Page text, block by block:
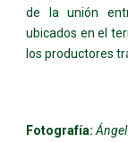
de la unión
ubicados en el
los productores
Fotografía: